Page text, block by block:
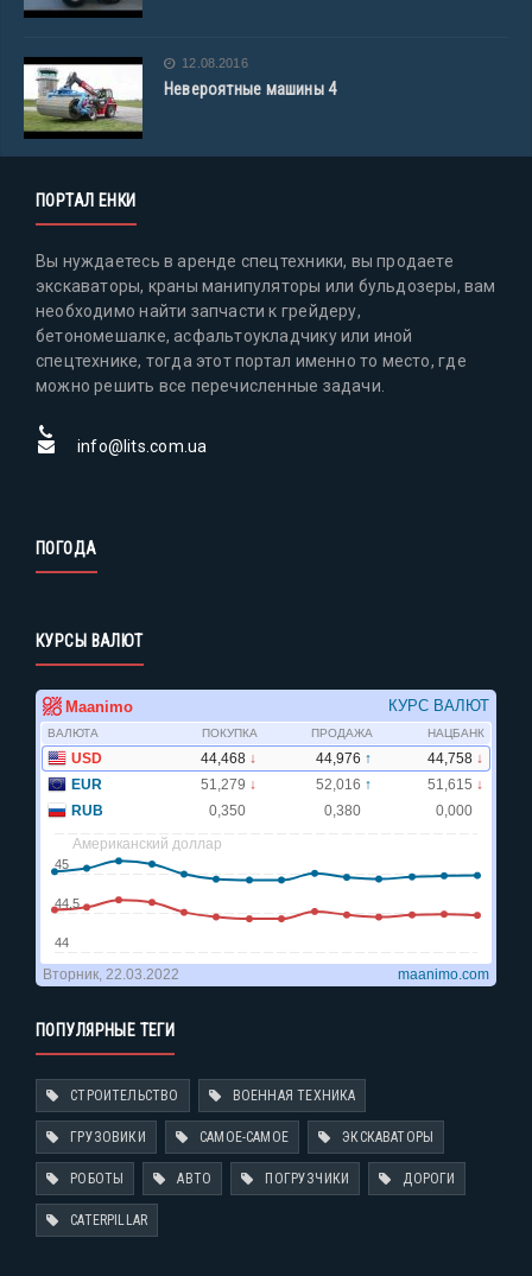
12.08.2016
Невероятные машины 4
ПОРТАЛ ЕНКИ
Вы нуждаетесь в аренде спецтехники, вы продаете
экскаваторы, краны манипуляторы или бульдозеры, вам
необходимо найти запчасти к грейдеру,
бетономешалке, асфальтоукладчику или иной
спецтехнике, тогда этот портал именно то место, где
можно решить все перечисленные задачи.
info@lits.com.ua
ПОГОДА
КУРСЫ ВАЛЮТ
ПОПУЛЯРНЫЕ ТЕГИ
СТРОИТЕЛЬСТВО ВОЕННАЯ ТЕХНИКА
ГРУЗОВИКИ САМОЕ-САМОЕ ЭКСКАВАТОРЫ
РОБОТЫ АВТО ПОГРУЗЧИКИ ДОРОГИ
CATERPILLAR